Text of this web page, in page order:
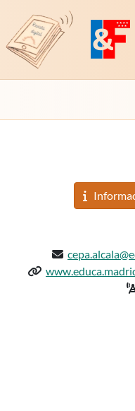
Revista Digital dePlataforma
Email:
Web del centro:
de